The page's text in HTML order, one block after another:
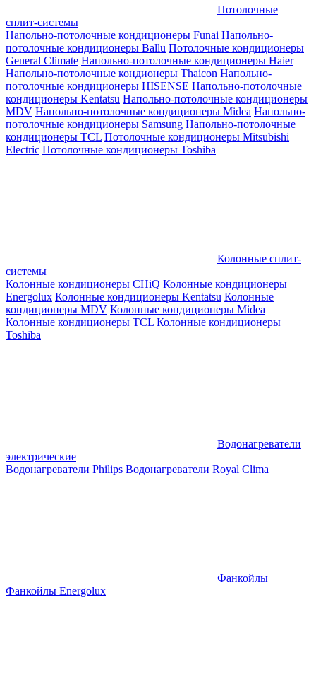
Потолочные
сплит-системы
Напольно-потолочные кондиционеры Funai Напольно-
потолочные кондиционеры Ballu Потолочные кондиционеры
General Climate Напольно-потолочные кондиционеры Haier
Напольно-потолочные кондионеры Thaicon Напольно-
потолочные кондиционеры HISENSE Напольно-потолочные
кондиционеры Kentatsu Напольно-потолочные кондиционеры
MDV Напольно-потолочные кондиционеры Midea Напольно-
потолочные кондиционеры Samsung Напольно-потолочные
кондиционеры TCL Потолочные кондиционеры Mitsubishi
Electric Потолочные кондиционеры Toshiba
Колонные сплит-
системы
Колонные кондиционеры CHiQ Колонные кондиционеры
Energolux Колонные кондиционеры Kentatsu Колонные
кондиционеры MDV Колонные кондиционеры Midea
Колонные кондиционеры TCL Колонные кондиционеры
Toshiba
Водонагреватели
электрические
Водонагреватели Philips Водонагреватели Royal Clima
Фанкойлы
Фанкойлы Energolux